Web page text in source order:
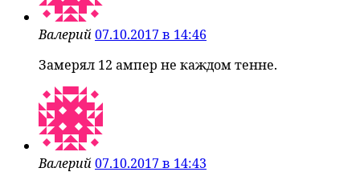
Валерий07.10.2017 в 14:46
Замерял 12 ампер не каждом тенне.
Валерий07.10.2017 в 14:43